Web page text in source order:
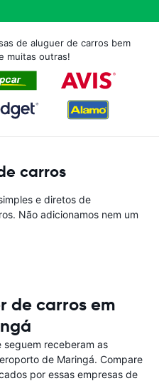
de aluguer de carros bem
muitas outras!
carros
e diretos de
Não adicionamos nem um
de carros em
seguem receberam as
de Maringá. Compare
por essas empresas de